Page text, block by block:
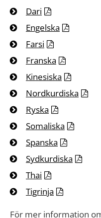
Dari
Engelska
Farsi
Franska
Kinesiska
Nordkurdiska
Ryska
Somaliska
Spanska
Sydkurdiska
Thai
Tigrinja
För mer information